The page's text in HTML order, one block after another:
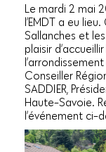
Le mardi 2 mai
l’EMDT a eu
Sallanches et
plaisir
Conseiller
SADDIER,
Haute-Savoie.
l’événement ci-